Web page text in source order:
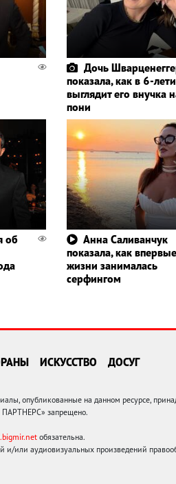
Дочь
показала, как в 6-
выглядит его внучка
пони
об
Анна Саливанчук
показала, как
жизни занималась
серфингом
ИСКУССТВО ДОСУГ
опубликованные на данном ресурсе,
ПАРТНЕРС» запрещено.
обязательна.
или аудиовизуальных произведений